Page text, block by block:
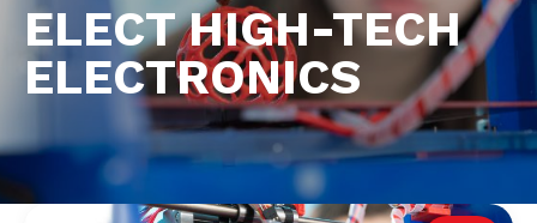
ELECT HIGH-TECH
ELECTRONICS